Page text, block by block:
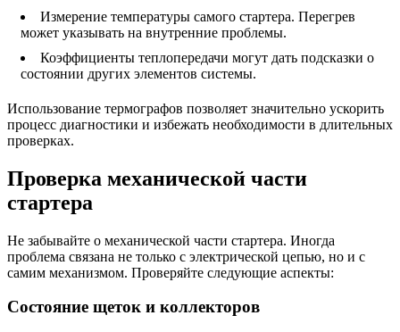
Измерение температуры самого стартера. Перегрев
может указывать на внутренние проблемы.
Коэффициенты теплопередачи могут дать подсказки о
состоянии других элементов системы.
Использование термографов позволяет значительно ускорить
процесс диагностики и избежать необходимости в длительных
проверках.
Проверка механической части
стартера
Не забывайте о механической части стартера. Иногда
проблема связана не только с электрической цепью, но и с
самим механизмом. Проверяйте следующие аспекты:
Состояние щеток и коллекторов